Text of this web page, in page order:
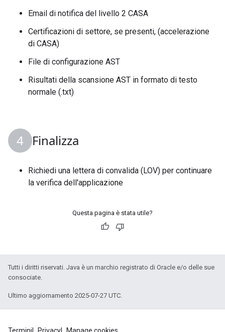
Email di notifica del livello 2 CASA
Certificazioni di settore, se presenti, (accelerazione
di CASA)
File di configurazione AST
Risultati della scansione AST in formato di testo
normale (.txt)
Finalizza
Richiedi una lettera di convalida (LOV) per continuare
la verifica dell'applicazione
Questa pagina è stata utile?
Tutti i diritti riservati. Java è un marchio registrato di Oracle e/o delle sue
consociate.
Ultimo aggiornamento 2025-07-27 UTC.